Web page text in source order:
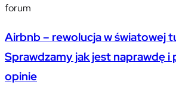
forum
Airbnb – rewolucja w światowej
Sprawdzamy jak jest naprawdę
opinie